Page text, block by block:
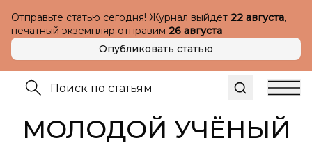
Отправьте статью сегодня! Журнал выйдет 22 августа,
печатный экземпляр отправим 26 августа
Опубликовать статью
МОЛОДОЙ УЧЁНЫЙ